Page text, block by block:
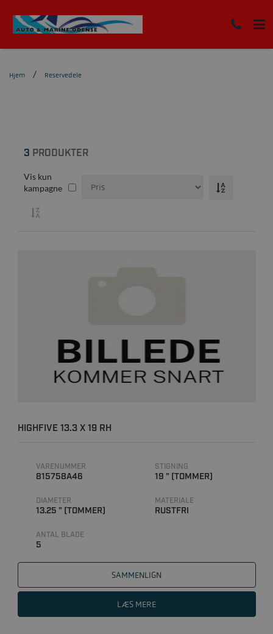
Hjem Reservedele
3 PRODUKTER
Vis kun
kampagne
HIGHFIVE 13.3 X 19 RH
VARENUMMER
815758A46
STIGNING
19 " (TOMMER)
DIAMETER
13.25 " (TOMMER)
MATERIALE
RUSTFRI
ANTAL BLADE
5
SAMMENLIGN
LÆS MERE